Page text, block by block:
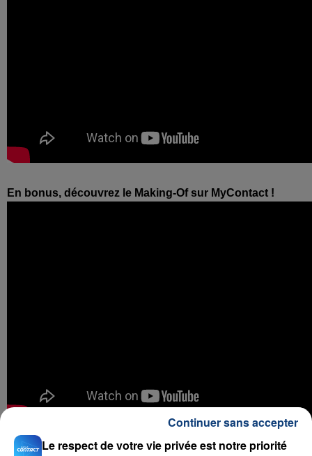
En bonus, découvrez le Making-Of sur MyContact !
Le respect de votre vie privée est notre priorité
Continuer sans accepter